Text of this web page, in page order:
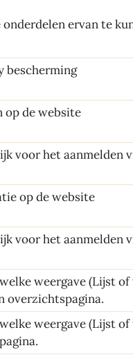
ervan te
bescherming
op de website
voor het aanmelden
op de website
voor het aanmelden
weergave (Lijst
overzichtspagina.
weergave (Lijst